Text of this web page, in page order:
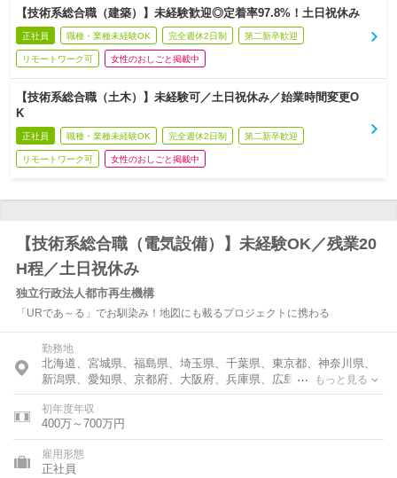
【技術系総合職（建築）】未経験歓迎◎定着率97.8%！土日祝休み
正社員 職種・業種未経験OK 完全週休2日制 第二新卒歓迎
リモートワーク可 女性のおしごと掲載中
【技術系総合職（土木）】未経験可／土日祝休み／始業時間変更O
K
正社員 職種・業種未経験OK 完全週休2日制 第二新卒歓迎
リモートワーク可 女性のおしごと掲載中
【技術系総合職（電気設備）】未経験OK／残業20
H程／土日祝休み
独立行政法人都市再生機構
「URであ～る」でお馴染み！地図にも載るプロジェクトに携わる
勤務地
北海道、宮城県、福島県、埼玉県、千葉県、東京都、神奈川県、
新潟県、愛知県、京都府、大阪府、兵庫県、広島県、福岡県、沖
縄県、海外
もっと見る
初年度年収
400万～700万円
雇用形態
正社員